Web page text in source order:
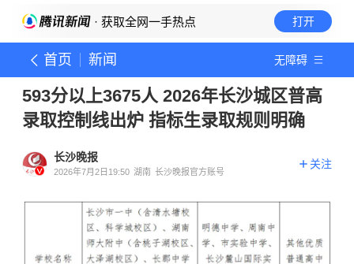
· 获取全网一手热点 打开
首页 新闻 无障碍
593分以上3675人 2026年长沙城区普高
录取控制线出炉 指标生录取规则明确
长沙晚报
2026年7月2日19:50 湖南 长沙晚报官方账号
关注